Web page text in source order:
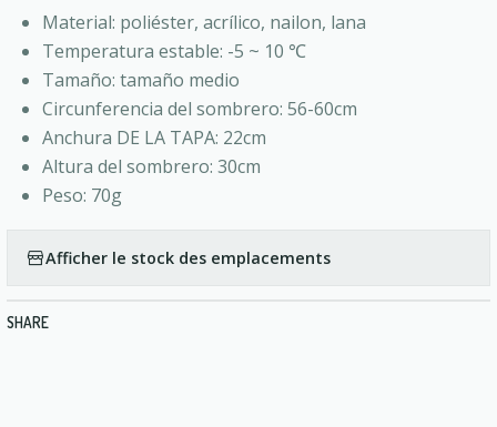
Material: poliéster, acrílico, nailon, lana
Temperatura estable: -5 ~ 10 ℃
Tamaño: tamaño medio
Circunferencia del sombrero: 56-60cm
Anchura DE LA TAPA: 22cm
Altura del sombrero: 30cm
Peso: 70g
Afficher le stock des emplacements
SHARE